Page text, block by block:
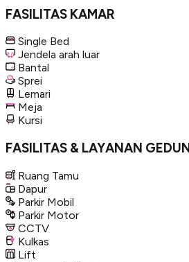
FASILITAS KAMAR
Single Bed
Jendela arah luar
Bantal
Sprei
Lemari
Meja
Kursi
FASILITAS & LAYANAN
Ruang Tamu
Dapur
Parkir Mobil
Parkir Motor
CCTV
Kulkas
Lift